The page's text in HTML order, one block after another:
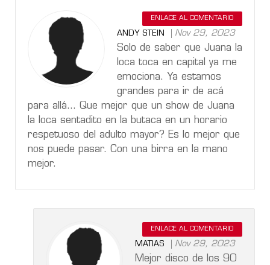
ENLACE AL COMENTARIO
ANDY STEIN Nov 29, 2023
Solo de saber que Juana la
loca toca en capital ya me
emociona. Ya estamos
grandes para ir de acá
para allá... Que mejor que un show de Juana
la loca sentadito en la butaca en un horario
respetuoso del adulto mayor? Es lo mejor que
nos puede pasar. Con una birra en la mano
mejor.
ENLACE AL COMENTARIO
MATIAS Nov 29, 2023
Mejor disco de los 90